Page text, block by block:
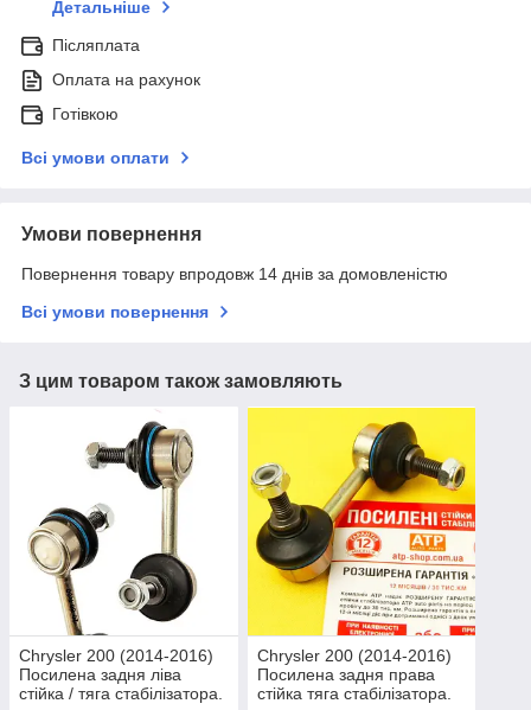
Детальніше
Післяплата
Оплата на рахунок
Готівкою
Всі умови оплати
Умови повернення
Повернення товару впродовж 14 днів за домовленістю
Всі умови повернення
З цим товаром також замовляють
Chrysler 200 (2014-2016)
Посилена задня ліва
стійка / тяга стабілізатора.
Chrysler 200 (2014-2016)
Посилена задня права
стійка тяга стабілізатора.